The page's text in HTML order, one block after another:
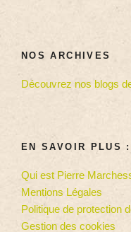
NOS ARCHIVES
Découvrez nos blogs
EN SAVOIR PLUS :
Qui est Pierre
Mentions Légales
Politique de protection
Gestion des cookies